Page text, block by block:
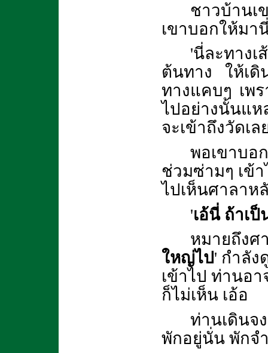
ชาวบ้านเ
เขาบอกให้มา
'นี่ละทาง
ต้นทาง ให้เ
ทางแคบๆ เพ
ไปอย่างนั้นแห
จะเข้าถึงวัดเล
พอเขาบอ
ช่วมซ่ามๆ เข้
ไปเห็นศาลาห
'เอ้นี่ ถ้าเ
หมายถึงศ
ใหญ่ไป' กำลัง
เข้าไป ท่านอ
ก็ไม่เห็น เอ้อ
ท่านเดินจ
พักอยู่นั่น พักจ